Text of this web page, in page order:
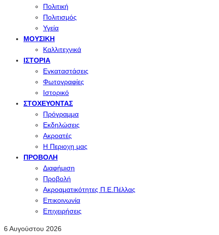
Πολιτική
Πολιτισμός
Υγεία
ΜΟΥΣΙΚΉ
Καλλιτεχνικά
ΙΣΤΟΡΊΑ
Εγκαταστάσεις
Φωτογραφίες
Ιστορικό
ΣΤΟΧΕΎΟΝΤΑΣ
Πρόγραμμα
Εκδηλώσεις
Ακροατές
Η Περιοχη μας
ΠΡΟΒΟΛΉ
Διαφήμιση
Προβολή
Ακροαματικότητες Π.Ε.Πέλλας
Επικοινωνία
Επιχειρήσεις
6 Αυγούστου 2026